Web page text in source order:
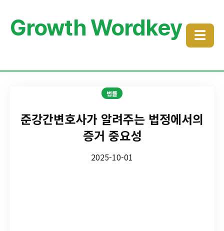
Growth Wordkey ☰
법률
준강간변호사가 알려주는 법정에서의
증거 중요성
2025-10-01